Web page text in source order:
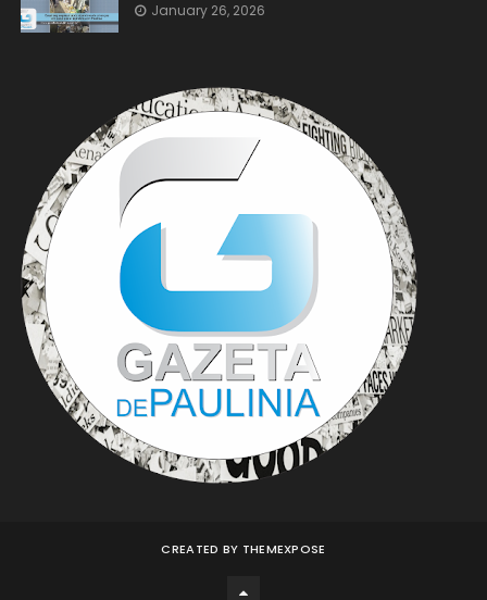
January 26, 2026
CREATED BY THEMEXPOSE